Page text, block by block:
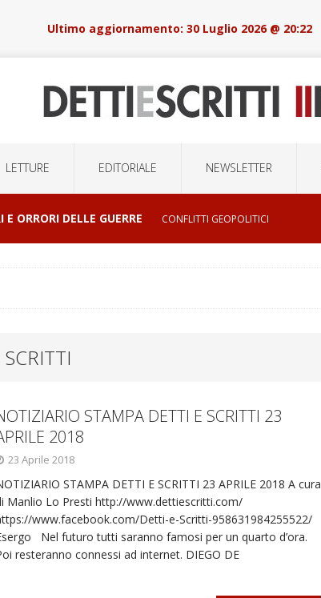
30 Luglio 2026 @ 20:22
LETTURE EDITORIALE NEWSLETTER
DI MASSA E LA ROBOTICA DELOCALIZZATA
E ORRORI DELLE GUERRE
STAMPA DETTI E SCRITTI 23
2018
23 Aprile 2018
STAMPA DETTI E SCRITTI 23 APRILE 2018 A cura
Manlio Lo Presti http://www.dettiescritti.com/
www.facebook.com/Detti-e-Scritti-958631984255522/
Nel futuro tutti saranno famosi per un quarto d’ora.
resteranno connessi ad internet. DIEGO DE